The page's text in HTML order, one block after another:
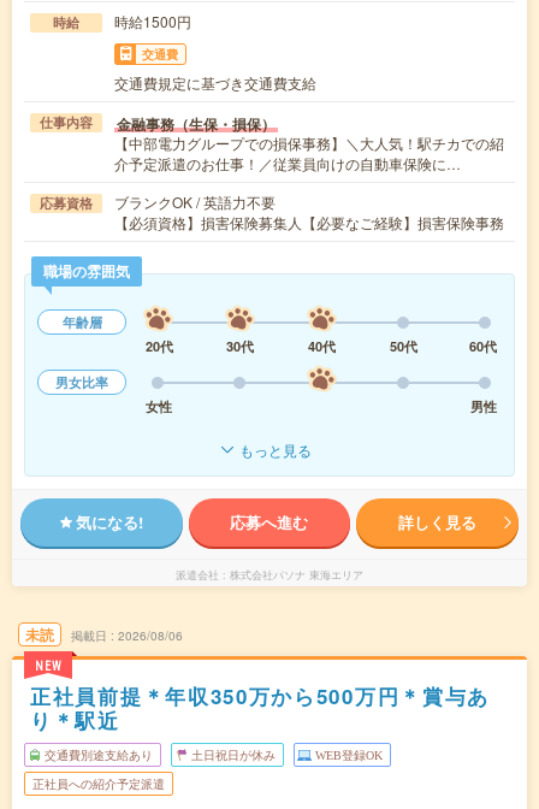
時給 時給1500円
交通費
交通費規定に基づき交通費支給
仕事内容 金融事務（生保・損保）
【中部電力グループでの損保事務】＼大人気！駅チカでの紹
介予定派遣のお仕事！／従業員向けの自動車保険に…
応募資格
ブランクOK / 英語力不要
【必須資格】損害保険募集人【必要なご経験】損害保険事務
職場の雰囲気
年齢層
20代
30代 40代 50代
60代
男女比率
女性
男性
もっと見る
気になる! 応募へ進む 詳しく見る
派遣会社 株式会社パソナ 東海エリア
未読
NEW
掲載日 2026/08/06
正社員前提＊年収350万から500万円＊賞与あ
り＊駅近
交通費別途支給あり 土日祝日が休み WEB登録OK
正社員への紹介予定派遣